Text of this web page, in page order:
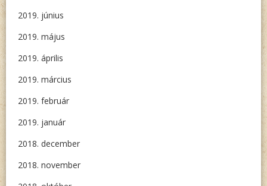
2019. június
2019. május
2019. április
2019. március
2019. február
2019. január
2018. december
2018. november